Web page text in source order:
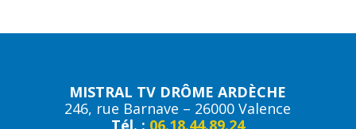
MISTRAL TV DRÔME ARDÈCHE
246, rue Barnave – 26000 Valence
Tél. : 06.18.44.89.24